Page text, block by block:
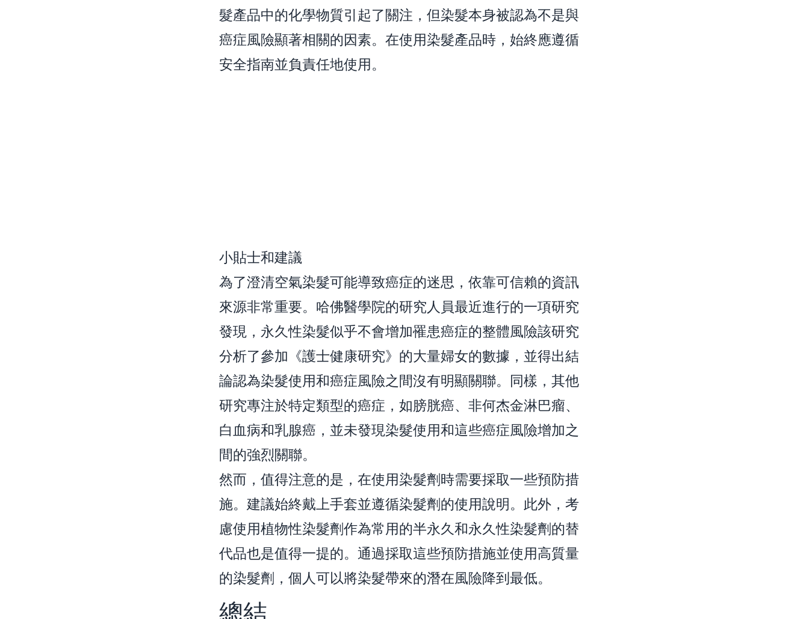
髮產品中的化學物質引起了關注，但染髮本身被認為不是與
癌症風險顯著相關的因素。在使用染髮產品時，始終應遵循
安全指南並負責任地使用。
小貼士和建議
為了澄清空氣染髮可能導致癌症的迷思，依靠可信賴的資訊
來源非常重要。哈佛醫學院的研究人員最近進行的一項研究
發現，永久性染髮似乎不會增加罹患癌症的整體風險該研究
分析了參加《護士健康研究》的大量婦女的數據，並得出結
論認為染髮使用和癌症風險之間沒有明顯關聯。同樣，其他
研究專注於特定類型的癌症，如膀胱癌、非何杰金淋巴瘤、
白血病和乳腺癌，並未發現染髮使用和這些癌症風險增加之
間的強烈關聯。
然而，值得注意的是，在使用染髮劑時需要採取一些預防措
施。建議始終戴上手套並遵循染髮劑的使用說明。此外，考
慮使用植物性染髮劑作為常用的半永久和永久性染髮劑的替
代品也是值得一提的。通過採取這些預防措施並使用高質量
的染髮劑，個人可以將染髮帶來的潛在風險降到最低。
總結